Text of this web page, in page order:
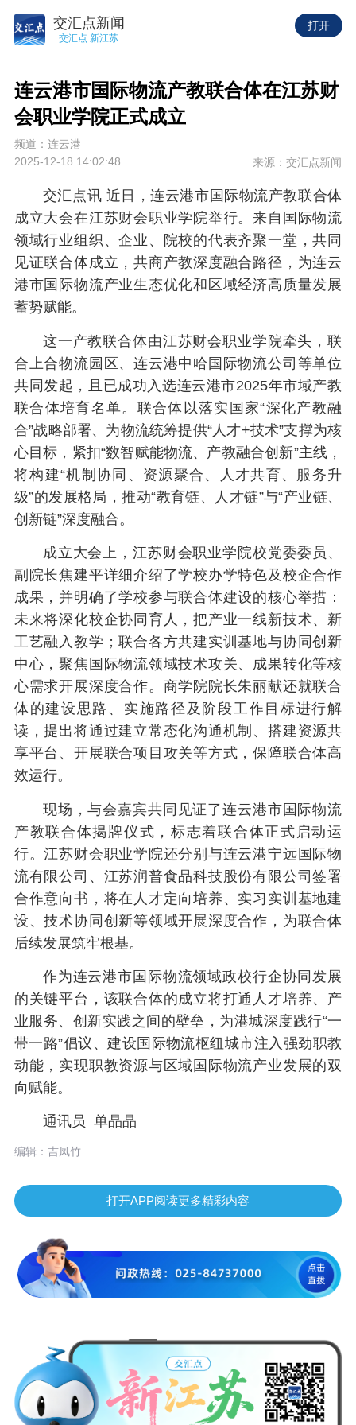
交汇点新闻
交汇点 新江苏
打开
连云港市国际物流产教联合体在江苏财
会职业学院正式成立
频道：连云港
2025-12-18 14:02:48
来源：交汇点新闻
交汇点讯 近日，连云港市国际物流产教联合体
成立大会在江苏财会职业学院举行。来自国际物流
领域行业组织、企业、院校的代表齐聚一堂，共同
见证联合体成立，共商产教深度融合路径，为连云
港市国际物流产业生态优化和区域经济高质量发展
蓄势赋能。
这一产教联合体由江苏财会职业学院牵头，联
合上合物流园区、连云港中哈国际物流公司等单位
共同发起，且已成功入选连云港市2025年市域产教
联合体培育名单。联合体以落实国家“深化产教融
合”战略部署、为物流统筹提供“人才+技术”支撑为核
心目标，紧扣“数智赋能物流、产教融合创新”主线，
将构建“机制协同、资源聚合、人才共育、服务升
级”的发展格局，推动“教育链、人才链”与“产业链、
创新链”深度融合。
成立大会上，江苏财会职业学院校党委委员、
副院长焦建平详细介绍了学校办学特色及校企合作
成果，并明确了学校参与联合体建设的核心举措：
未来将深化校企协同育人，把产业一线新技术、新
工艺融入教学；联合各方共建实训基地与协同创新
中心，聚焦国际物流领域技术攻关、成果转化等核
心需求开展深度合作。商学院院长朱丽献还就联合
体的建设思路、实施路径及阶段工作目标进行解
读，提出将通过建立常态化沟通机制、搭建资源共
享平台、开展联合项目攻关等方式，保障联合体高
效运行。
现场，与会嘉宾共同见证了连云港市国际物流
产教联合体揭牌仪式，标志着联合体正式启动运
行。江苏财会职业学院还分别与连云港宁远国际物
流有限公司、江苏润普食品科技股份有限公司签署
合作意向书，将在人才定向培养、实习实训基地建
设、技术协同创新等领域开展深度合作，为联合体
后续发展筑牢根基。
作为连云港市国际物流领域政校行企协同发展
的关键平台，该联合体的成立将打通人才培养、产
业服务、创新实践之间的壁垒，为港城深度践行“一
带一路”倡议、建设国际物流枢纽城市注入强劲职教
动能，实现职教资源与区域国际物流产业发展的双
向赋能。
通讯员 单晶晶
编辑：吉凤竹
打开APP阅读更多精彩内容